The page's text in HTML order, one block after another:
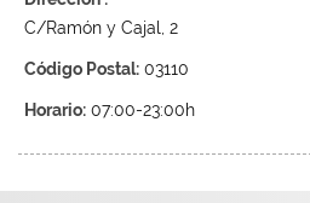
C/Ramón y Cajal, 2
Código Postal: 03110
Horario: 07:00-23:00h